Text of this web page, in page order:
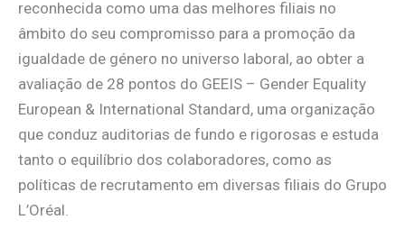
reconhecida como uma das melhores filiais no
âmbito do seu compromisso para a promoção da
igualdade de género no universo laboral, ao obter a
avaliação de 28 pontos do GEEIS – Gender Equality
European & International Standard, uma organização
que conduz auditorias de fundo e rigorosas e estuda
tanto o equilíbrio dos colaboradores, como as
políticas de recrutamento em diversas filiais do Grupo
L’Oréal.